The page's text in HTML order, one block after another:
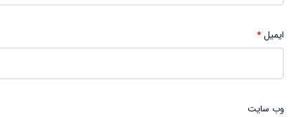
ایمیل*
وب‌ سایت